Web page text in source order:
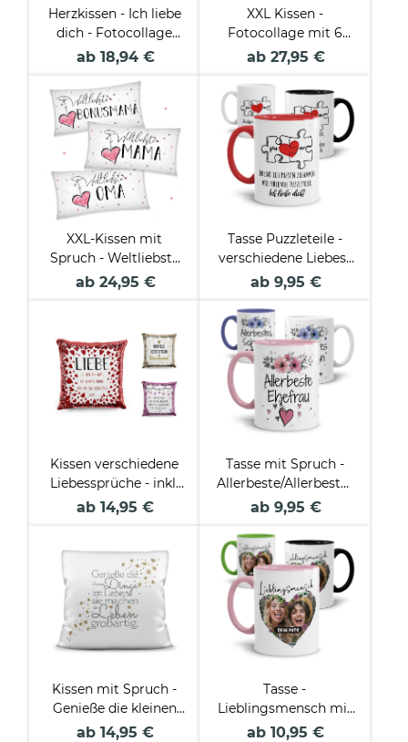
Herzkissen - Ich liebe
dich - Fotocollage
mit 3 Fotos
ab 18,94 €
XXL Kissen -
Fotocollage mit 6
Fotos - Love
ab 27,95 €
XXL-Kissen mit
Spruch - Weltliebste
Lieblingsmensch für
ab 24,95 €
Tasse Puzzleteile -
verschiedene Liebes-
Sprüche
ab 9,95 €
Kissen verschiedene
Liebessprüche - inkl.
Kissenfüllung
ab 14,95 €
Tasse mit Spruch -
Allerbeste/Allerbester
Freundin-Freund -
ab 9,95 €
Kissen mit Spruch -
Genieße die kleinen
Dinge
ab 14,95 €
Tasse -
Lieblingsmensch mit
Foto
ab 10,95 €